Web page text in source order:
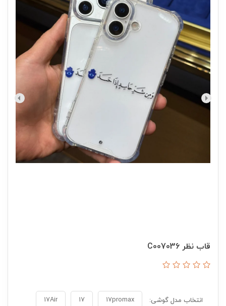
قاب نظر C007036
انتخاب مدل گوشی: 17promax
17
17Air